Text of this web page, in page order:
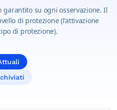
garantito su ogni osservazione. Il
di protezione (l'attivazione
di protezione).